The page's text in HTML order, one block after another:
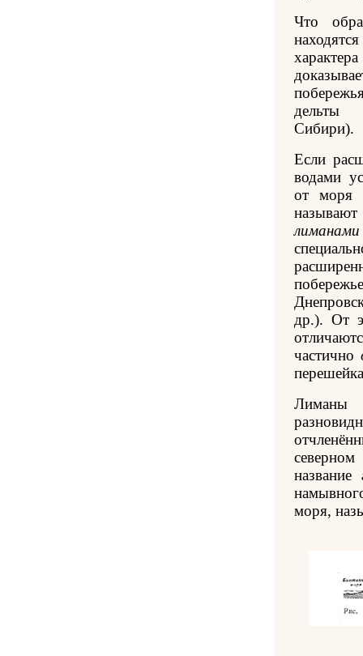
Что
дельты
Сибири).
Если
водами
от моря
называют
лиманами
др.). От
частично
Лиманы
название
моря,